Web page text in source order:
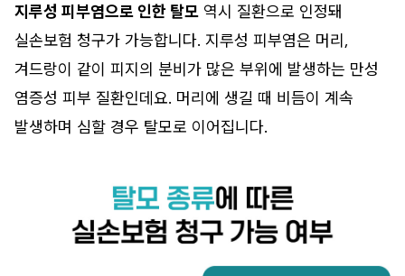
지루성 피부염으로 인한 탈모 역시 질환으로 인정돼
실손보험 청구가 가능합니다. 지루성 피부염은 머리,
겨드랑이 같이 피지의 분비가 많은 부위에 발생하는 만성
염증성 피부 질환인데요. 머리에 생길 때 비듬이 계속
발생하며 심할 경우 탈모로 이어집니다.